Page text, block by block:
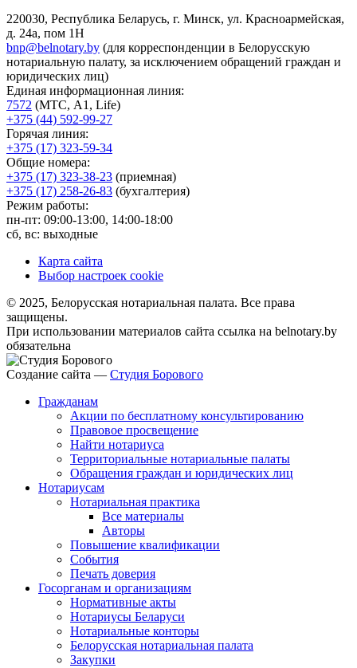
220030, Республика Беларусь, г. Минск, ул. Красноармейская,
д. 24а, пом 1Н
bnp@belnotary.by (для корреспонденции в Белорусскую
нотариальную палату, за исключением обращений граждан и
юридических лиц)
Единая информационная линия:
7572 (МТС, A1, Life)
+375 (44) 592-99-27
Горячая линия:
+375 (17) 323-59-34
Общие номера:
+375 (17) 323-38-23 (приемная)
+375 (17) 258-26-83 (бухгалтерия)
Режим работы:
пн-пт: 09:00-13:00, 14:00-18:00
сб, вс: выходные
Карта сайта
Выбор настроек cookie
© 2025, Белорусская нотариальная палата. Все права
защищены.
При использовании материалов сайта ссылка на belnotary.by
обязательна
Создание сайта — Студия Борового
Гражданам
Акции по бесплатному консультированию
Правовое просвещение
Найти нотариуса
Территориальные нотариальные палаты
Обращения граждан и юридических лиц
Нотариусам
Нотариальная практика
Все материалы
Авторы
Повышение квалификации
События
Печать доверия
Госорганам и организациям
Нормативные акты
Нотариусы Беларуси
Нотариальные конторы
Белорусская нотариальная палата
Закупки